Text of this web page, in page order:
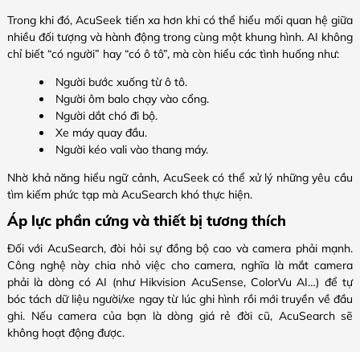
Trong khi đó, AcuSeek tiến xa hơn khi có thể hiểu mối quan hệ giữa
nhiều đối tượng và hành động trong cùng một khung hình. AI không
chỉ biết “có người” hay “có ô tô”, mà còn hiểu các tình huống như:
Người bước xuống từ ô tô.
Người ôm balo chạy vào cổng.
Người dắt chó đi bộ.
Xe máy quay đầu.
Người kéo vali vào thang máy.
Nhờ khả năng hiểu ngữ cảnh, AcuSeek có thể xử lý những yêu cầu
tìm kiếm phức tạp mà AcuSearch khó thực hiện.
Áp lực phần cứng và thiết bị tương thích
Đối với AcuSearch, đòi hỏi sự đồng bộ cao và camera phải mạnh.
Công nghệ này chia nhỏ việc cho camera, nghĩa là mắt camera
phải là dòng có AI (như Hikvision AcuSense, ColorVu AI…) để tự
bóc tách dữ liệu người/xe ngay từ lúc ghi hình rồi mới truyền về đầu
ghi. Nếu camera của bạn là dòng giá rẻ đời cũ, AcuSearch sẽ
không hoạt động được.